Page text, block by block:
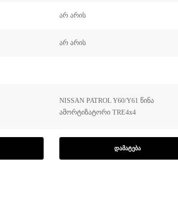
არ არის
არ არის
NISSAN PATROL Y60/Y61 წინა
ამორტიზატორი TRE4x4
ᲓᲐᲛᲐᲢᲔᲑᲐ